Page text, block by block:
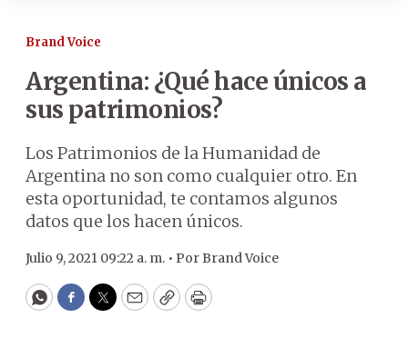
Brand Voice
Argentina: ¿Qué hace únicos a
sus patrimonios?
Los Patrimonios de la Humanidad de
Argentina no son como cualquier otro. En
esta oportunidad, te contamos algunos
datos que los hacen únicos.
Julio 9, 2021 09:22 a. m. • PorBrand Voice
WhatsApp
Facebook
Twitter
EmailCopyPrint